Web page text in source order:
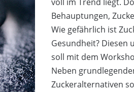
Behauptungen,
Wie gefährlich ist
Gesundheit? Diesen
soll mit dem
Neben
Zuckeralternativen